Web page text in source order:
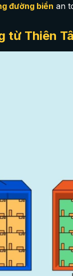
đường biển an
từ Thiên